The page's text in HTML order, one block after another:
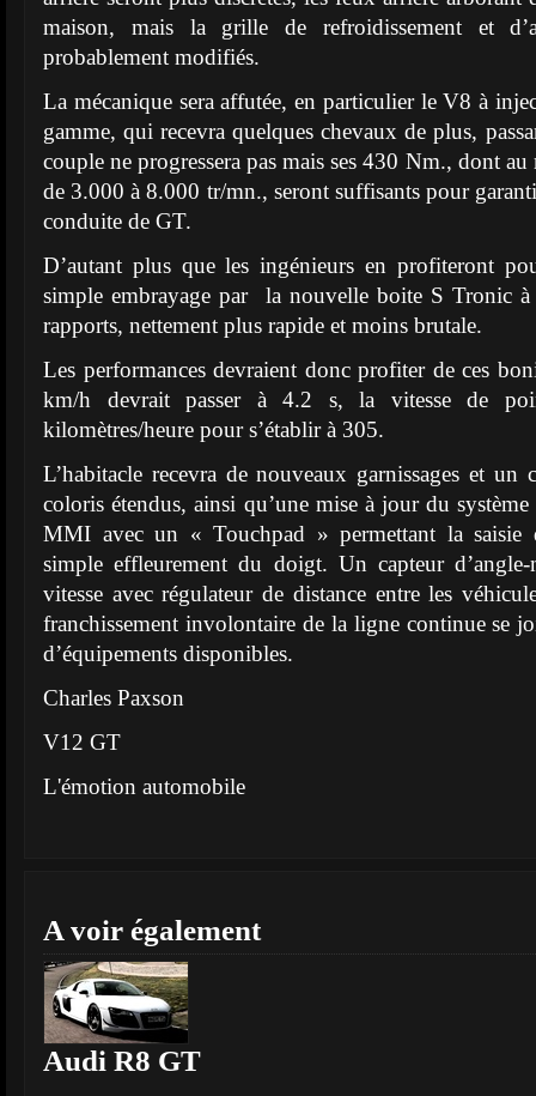
maison, mais la grille de refroidissement et
probablement modifiés.
La mécanique sera affutée, en particulier le V8 à
gamme, qui recevra quelques chevaux de plus,
couple ne progressera pas mais ses 430 Nm., dont
de 3.000 à 8.000 tr/mn., seront suffisants pour
conduite de GT.
D’autant plus que les ingénieurs en profiteront
simple embrayage par la nouvelle boite S Tronic à
rapports, nettement plus rapide et moins brutale.
Les performances devraient donc profiter de ces
km/h devrait passer à 4.2 s, la vitesse de
kilomètres/heure pour s’établir à 305.
L’habitacle recevra de nouveaux garnissages et un
coloris étendus, ainsi qu’une mise à jour du
MMI avec un « Touchpad » permettant la saisie
simple effleurement du doigt. Un capteur
vitesse avec régulateur de distance entre les
franchissement involontaire de la ligne continue se
d’équipements disponibles.
Charles Paxson
V12 GT
L'émotion automobile
A voir également
Audi R8 GT